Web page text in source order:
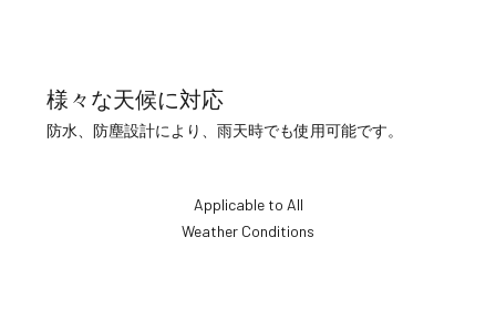
様々な天候に対応
防水、防塵設計により、雨天時でも使用可能です。
Applicable to All
Weather Conditions